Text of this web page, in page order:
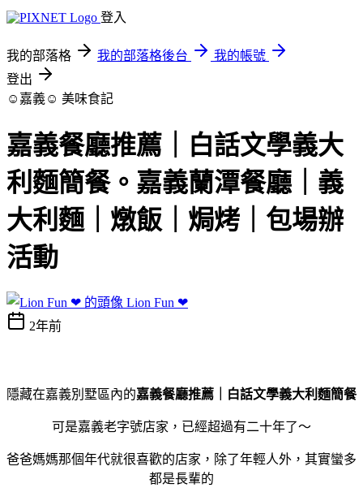
登入
我的部落格 我的部落格後台
我的帳號
登出
☺嘉義☺ 美味食記
嘉義餐廳推薦｜白話文學義大
利麵簡餐。嘉義蘭潭餐廳｜義
大利麵｜燉飯｜焗烤｜包場辦
活動
Lion Fun ❤
2年前
隱藏在嘉義別墅區內的嘉義餐廳推薦｜白話文學義大利麵簡餐
可是嘉義老字號店家，已經超過有二十年了～
爸爸媽媽那個年代就很喜歡的店家，除了年輕人外，其實蠻多
都是長輩的